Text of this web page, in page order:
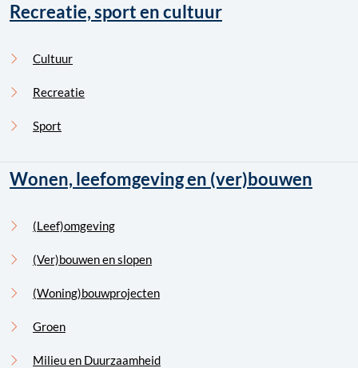
Recreatie, sport en cultuur
Cultuur
Recreatie
Sport
Wonen, leefomgeving en (ver)bouwen
(Leef)omgeving
(Ver)bouwen en slopen
(Woning)bouwprojecten
Groen
Milieu en Duurzaamheid